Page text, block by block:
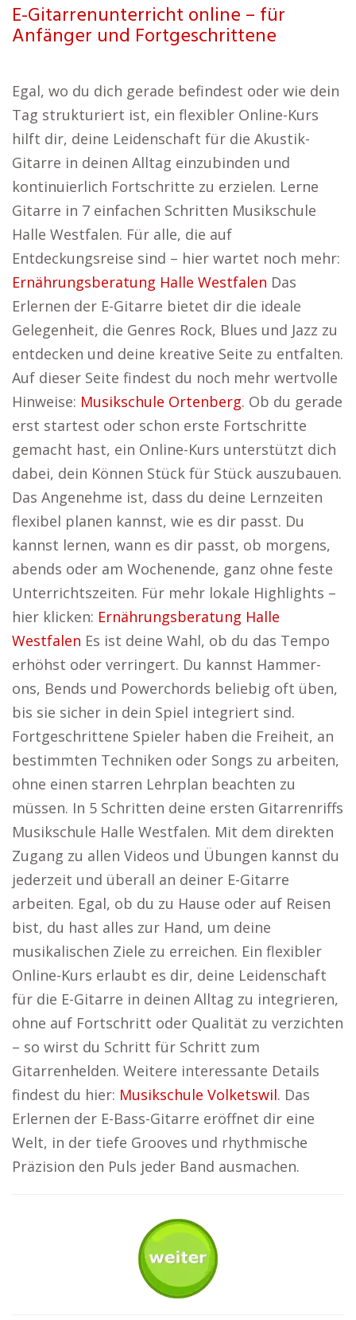
E-Gitarrenunterricht online – für
Anfänger und Fortgeschrittene
Egal, wo du dich gerade befindest oder wie dein
Tag strukturiert ist, ein flexibler Online-Kurs
hilft dir, deine Leidenschaft für die Akustik-
Gitarre in deinen Alltag einzubinden und
kontinuierlich Fortschritte zu erzielen. Lerne
Gitarre in 7 einfachen Schritten Musikschule
Halle Westfalen. Für alle, die auf
Entdeckungsreise sind – hier wartet noch mehr:
Ernährungsberatung Halle Westfalen Das
Erlernen der E-Gitarre bietet dir die ideale
Gelegenheit, die Genres Rock, Blues und Jazz zu
entdecken und deine kreative Seite zu entfalten.
Auf dieser Seite findest du noch mehr wertvolle
Hinweise: Musikschule Ortenberg. Ob du gerade
erst startest oder schon erste Fortschritte
gemacht hast, ein Online-Kurs unterstützt dich
dabei, dein Können Stück für Stück auszubauen.
Das Angenehme ist, dass du deine Lernzeiten
flexibel planen kannst, wie es dir passt. Du
kannst lernen, wann es dir passt, ob morgens,
abends oder am Wochenende, ganz ohne feste
Unterrichtszeiten. Für mehr lokale Highlights –
hier klicken: Ernährungsberatung Halle
Westfalen Es ist deine Wahl, ob du das Tempo
erhöhst oder verringert. Du kannst Hammer-
ons, Bends und Powerchords beliebig oft üben,
bis sie sicher in dein Spiel integriert sind.
Fortgeschrittene Spieler haben die Freiheit, an
bestimmten Techniken oder Songs zu arbeiten,
ohne einen starren Lehrplan beachten zu
müssen. In 5 Schritten deine ersten Gitarrenriffs
Musikschule Halle Westfalen. Mit dem direkten
Zugang zu allen Videos und Übungen kannst du
jederzeit und überall an deiner E-Gitarre
arbeiten. Egal, ob du zu Hause oder auf Reisen
bist, du hast alles zur Hand, um deine
musikalischen Ziele zu erreichen. Ein flexibler
Online-Kurs erlaubt es dir, deine Leidenschaft
für die E-Gitarre in deinen Alltag zu integrieren,
ohne auf Fortschritt oder Qualität zu verzichten
– so wirst du Schritt für Schritt zum
Gitarrenhelden. Weitere interessante Details
findest du hier: Musikschule Volketswil. Das
Erlernen der E-Bass-Gitarre eröffnet dir eine
Welt, in der tiefe Grooves und rhythmische
Präzision den Puls jeder Band ausmachen.